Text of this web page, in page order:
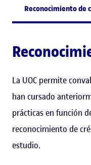
Reconocimiento de
La UOC permite
han cursado
prácticas en función
reconocimiento de
estudio.